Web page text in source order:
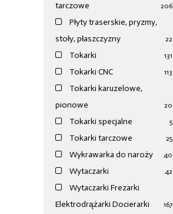
tarczowe
206
Płyty traserskie, pryzmy,
stoły, płaszczyzny
22
Tokarki 131
Tokarki CNC 113
Tokarki karuzelowe,
pionowe
20
Tokarki specjalne 5
Tokarki tarczowe 25
Wykrawarka do naroży 40
Wytaczarki 42
Wytaczarki Frezarki
Elektrodrążarki Docierarki
167